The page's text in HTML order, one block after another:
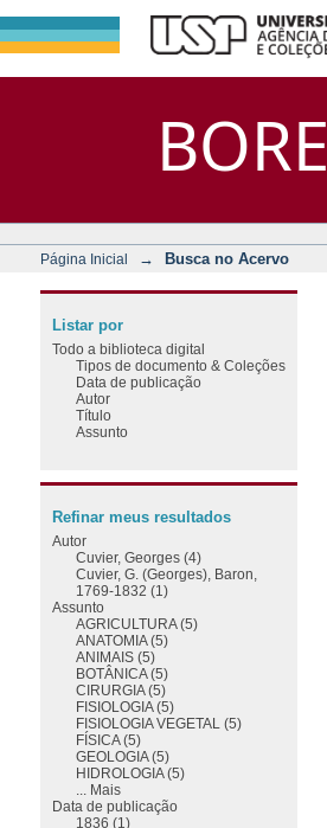
BORE
Página Inicial → Busca no Acervo
Listar por
Todo a biblioteca digital
Tipos de documento & Coleções
Data de publicação
Autor
Título
Assunto
Refinar meus resultados
Autor
Cuvier, Georges (4)
Cuvier, G. (Georges), Baron,
1769-1832 (1)
Assunto
AGRICULTURA (5)
ANATOMIA (5)
ANIMAIS (5)
BOTÂNICA (5)
CIRURGIA (5)
FISIOLOGIA (5)
FISIOLOGIA VEGETAL (5)
FÍSICA (5)
GEOLOGIA (5)
HIDROLOGIA (5)
... Mais
Data de publicação
1836 (1)